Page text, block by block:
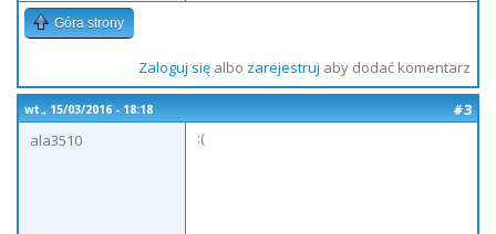
Góra strony
Zaloguj sięalbo zarejestruj aby dodać komentarz
wt., 15/03/2016 - 18:18
#3
ala3510
:(